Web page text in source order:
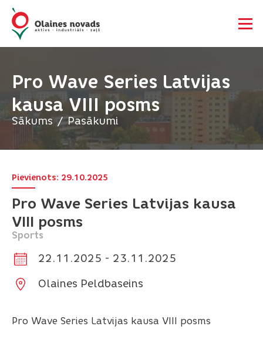
Pro Wave Series Latvijas
kausa VIII posms
Sākums Pasākumi
Pro Wave Series Latvijas kausa
VIII posms
Pievienots: 29.10.2025
Sports
22.11.2025 - 23.11.2025
Olaines Peldbaseins
Pro Wave Series Latvijas kausa VIII posms